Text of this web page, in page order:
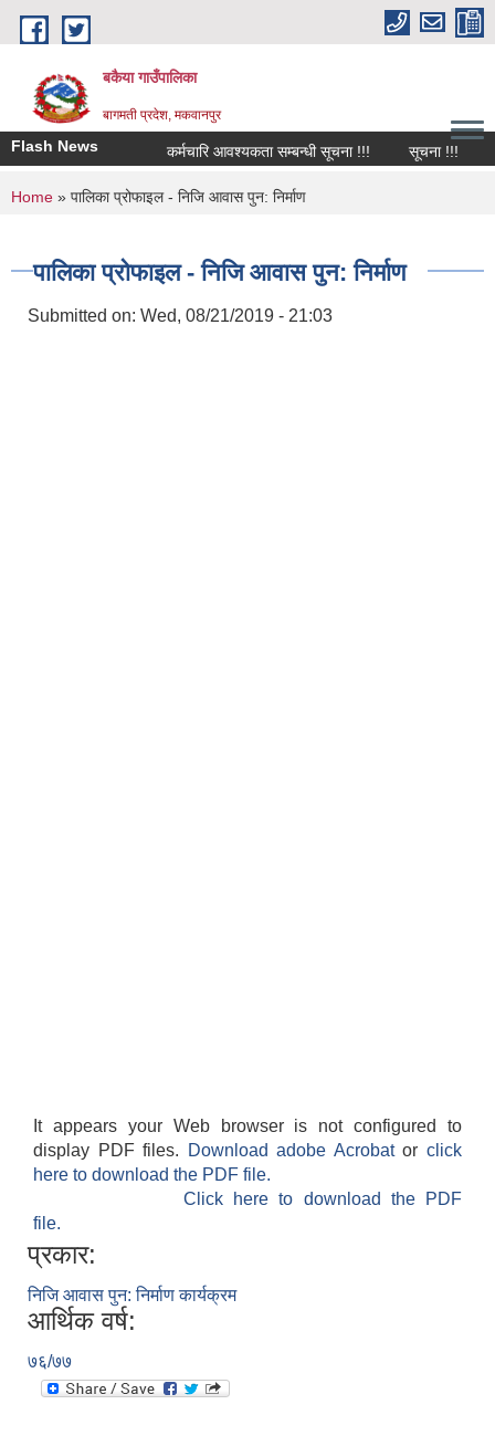
Skip to main content
बकैया गाउँपालिका
बागमती प्रदेश, मकवानपुर
Flash News कर्मचारि आवश्यकता सम्बन्धी सूचना !!! सूचना !!!
You are here
Home » पालिका प्रोफाइल - निजि आवास पुन: निर्माण
पालिका प्रोफाइल - निजि आवास पुन: निर्माण
Submitted on: Wed, 08/21/2019 - 21:03
It appears your Web browser is not configured to
display PDF files.
Download adobe Acrobatorclick
here to download the PDF file.
Click here to download the PDF
file.
प्रकार:
निजि आवास पुन: निर्माण कार्यक्रम
आर्थिक वर्ष:
७६/७७